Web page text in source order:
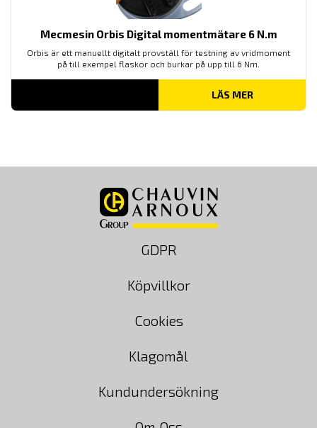
Mecmesin Orbis Digital momentmätare 6 N.m
Orbis är ett manuellt digitalt provställ för testning av vridmoment
på till exempel flaskor och burkar på upp till 6 Nm.
LÄS MER
GDPR
Köpvillkor
Cookies
Klagomål
Kundundersökning